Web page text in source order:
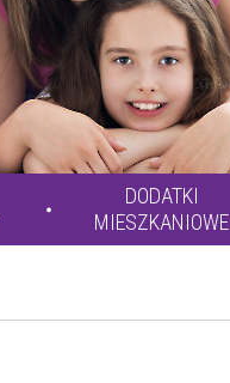
DODATKI
MIESZKANIOWE